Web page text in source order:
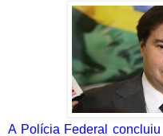
A Polícia Federal